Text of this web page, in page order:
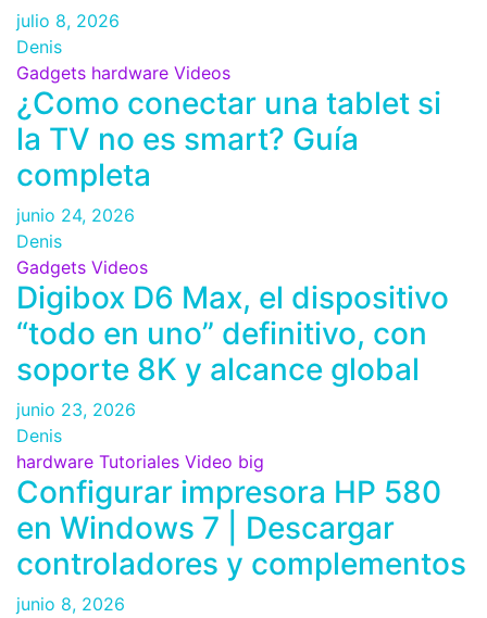
julio 8, 2026
Denis
Gadgets hardware Videos
¿Como conectar una tablet si
la TV no es smart? Guía
completa
junio 24, 2026
Denis
Gadgets Videos
Digibox D6 Max, el dispositivo
“todo en uno” definitivo, con
soporte 8K y alcance global
junio 23, 2026
Denis
hardware Tutoriales Video big
Configurar impresora HP 580
en Windows 7 | Descargar
controladores y complementos
junio 8, 2026